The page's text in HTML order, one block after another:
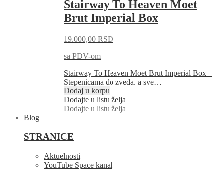
Stairway To Heaven Moet
Brut Imperial Box
19.000,00 RSD
sa PDV-om
Stairway To Heaven Moet Brut Imperial Box –
Stepenicama do zveda, a sve…
Dodaj u korpu
Dodajte u listu želja
Dodajte u listu želja
Blog
STRANICE
Aktuelnosti
YouTube Space kanal